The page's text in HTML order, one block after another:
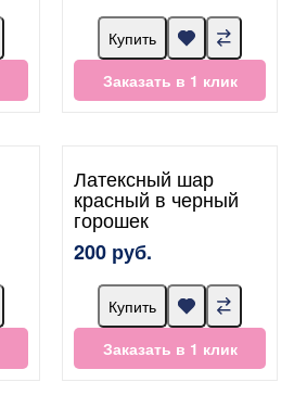
Купить
Заказать в 1 клик
Латексный шар
красный в черный
горошек
200 руб.
Купить
Заказать в 1 клик